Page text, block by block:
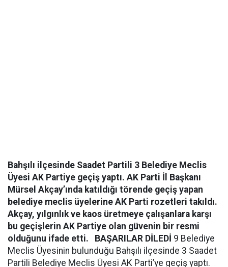
Bahşılı ilçesinde Saadet Partili 3 Belediye Meclis
Üyesi AK Partiye geçiş yaptı. AK Parti İl Başkanı
Mürsel Akçay’ında katıldığı törende geçiş yapan
belediye meclis üyelerine AK Parti rozetleri takıldı.
Akçay, yılgınlık ve kaos üretmeye çalışanlara karşı
bu geçişlerin AK Partiye olan güvenin bir resmi
olduğunu ifade etti.
BAŞARILAR DİLEDİ 9 Belediye
Meclis Üyesinin bulunduğu Bahşılı ilçesinde 3 Saadet
Partili Belediye Meclis Üyesi AK Parti’ye geçiş yaptı.